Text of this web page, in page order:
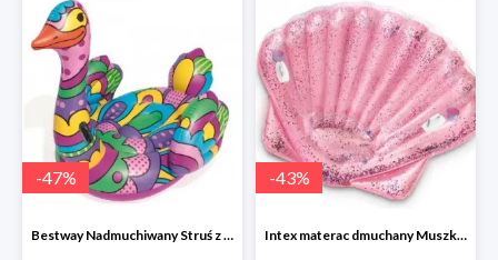
-47%
Bestway Nadmuchiwany Struś z uchwytami -47%
-43%
Intex materac dmuchany Muszka -42%